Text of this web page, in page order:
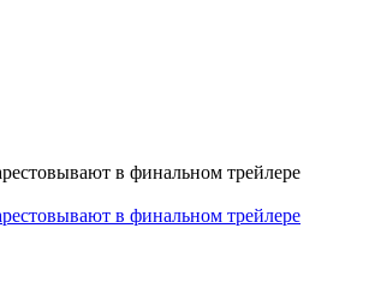
в финальном трейлере
в финальном трейлере